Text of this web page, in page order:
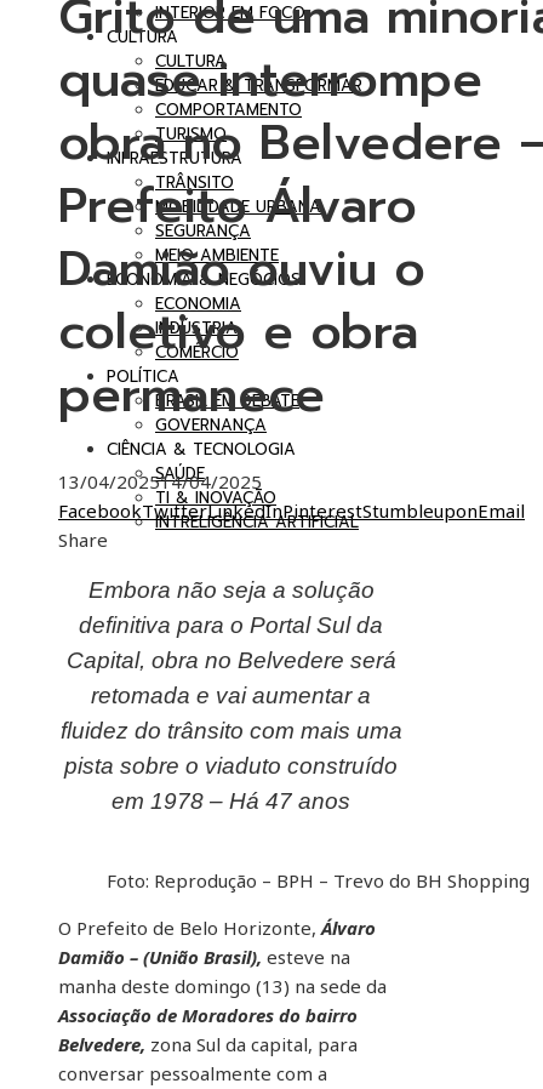
INTERIOR EM FOCO
CULTURA
CULTURA
EDUCAR & TRANSFORMAR
COMPORTAMENTO
TURISMO
INFRAESTRUTURA
TRÂNSITO
MOBILIDADE URBANA
SEGURANÇA
MEIO AMBIENTE
ECONOMIA & NEGÓCIOS
ECONOMIA
INDÚSTRIA
COMÉRCIO
POLÍTICA
BRASIL EM DEBATE
GOVERNANÇA
CIÊNCIA & TECNOLOGIA
SAÚDE
TI & INOVAÇÃO
INTRELIGÊNCIA ARTIFICIAL
Grito de uma
quase interrompe
obra no Belvedere
Prefeito Álvaro
Damião ouviu o
coletivo e obra
permanece
13/04/202514/04/2025
FacebookTwitterLinkedInPinterestStumbleuponEmail
Share
Embora não seja a solução
definitiva para o Portal Sul da
Capital, obra no Belvedere será
retomada e vai aumentar a
fluidez do trânsito com mais uma
pista sobre o viaduto construído
em 1978 – Há 47 anos
Foto: Reprodução – BPH – Trevo do BH Shopping
O Prefeito de Belo Horizonte,Álvaro
Damião – (União Brasil), esteve na
manha deste domingo (13) na sede da
Associação de Moradores do bairro
Belvedere, zona Sul da capital, para
conversar pessoalmente com a